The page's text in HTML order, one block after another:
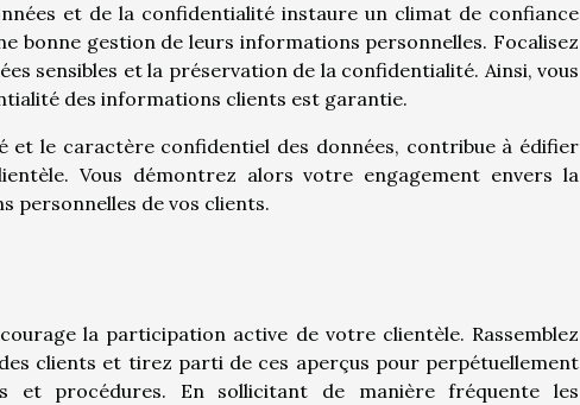
et de la confidentialité instaure un climat de confiance
bonne gestion de leurs informations personnelles. Focalisez
sensibles et la préservation de la confidentialité. Ainsi, vous
des informations clients est garantie.
et le caractère confidentiel des données, contribue à édifier
Vous démontrez alors votre engagement envers la
personnelles de vos clients.
la participation active de votre clientèle. Rassemblez
clients et tirez parti de ces aperçus pour perpétuellement
et procédures. En sollicitant de manière fréquente les